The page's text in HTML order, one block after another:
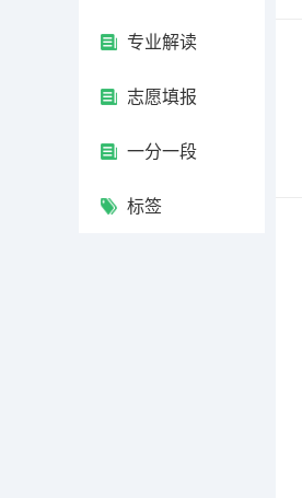
专业解读
志愿填报
一分一段
标签